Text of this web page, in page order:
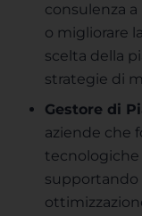
consulenza
o migliorare
scelta della
strategie di
Gestore di
aziende che
supportando